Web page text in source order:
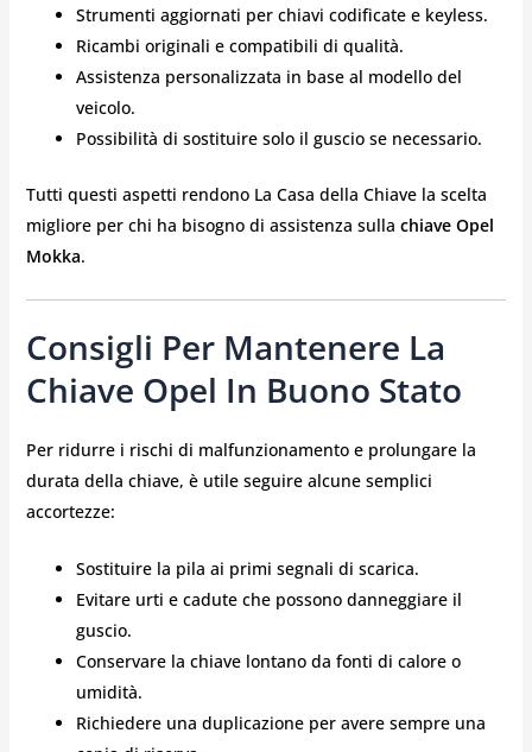
Strumenti aggiornati per chiavi codificate e keyless.
Ricambi originali e compatibili di qualità.
Assistenza personalizzata in base al modello del
veicolo.
Possibilità di sostituire solo il guscio se necessario.
Tutti questi aspetti rendono La Casa della Chiave la scelta
migliore per chi ha bisogno di assistenza sulla chiave Opel
Mokka.
Consigli Per Mantenere La
Chiave Opel In Buono Stato
Per ridurre i rischi di malfunzionamento e prolungare la
durata della chiave, è utile seguire alcune semplici
accortezze:
Sostituire la pila ai primi segnali di scarica.
Evitare urti e cadute che possono danneggiare il
guscio.
Conservare la chiave lontano da fonti di calore o
umidità.
Richiedere una duplicazione per avere sempre una